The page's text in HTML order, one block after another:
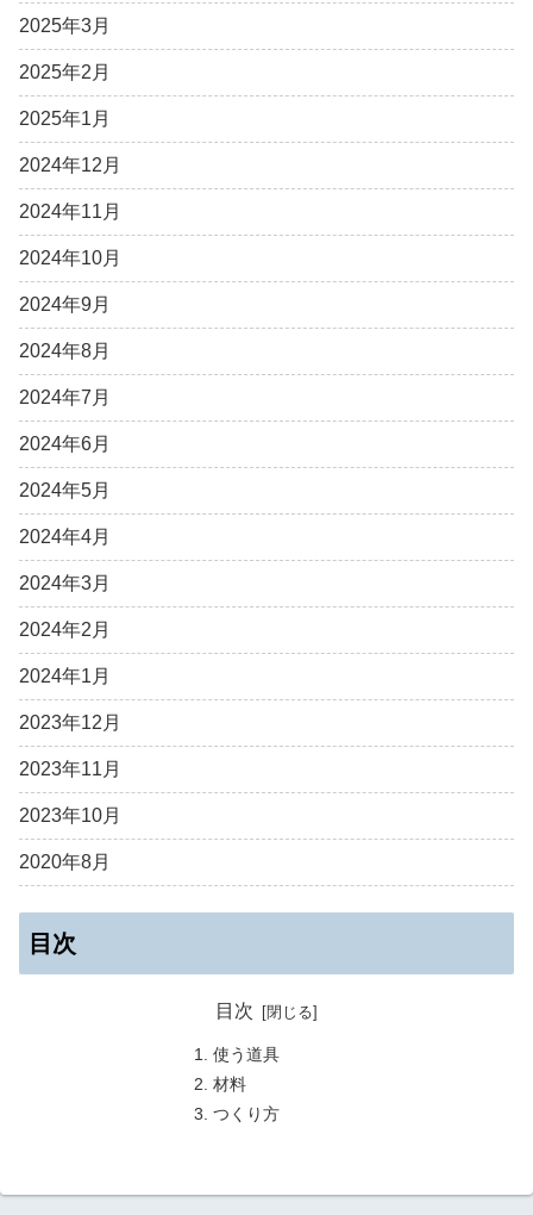
2025年3月
2025年2月
2025年1月
2024年12月
2024年11月
2024年10月
2024年9月
2024年8月
2024年7月
2024年6月
2024年5月
2024年4月
2024年3月
2024年2月
2024年1月
2023年12月
2023年11月
2023年10月
2020年8月
目次
目次
使う道具
材料
つくり方